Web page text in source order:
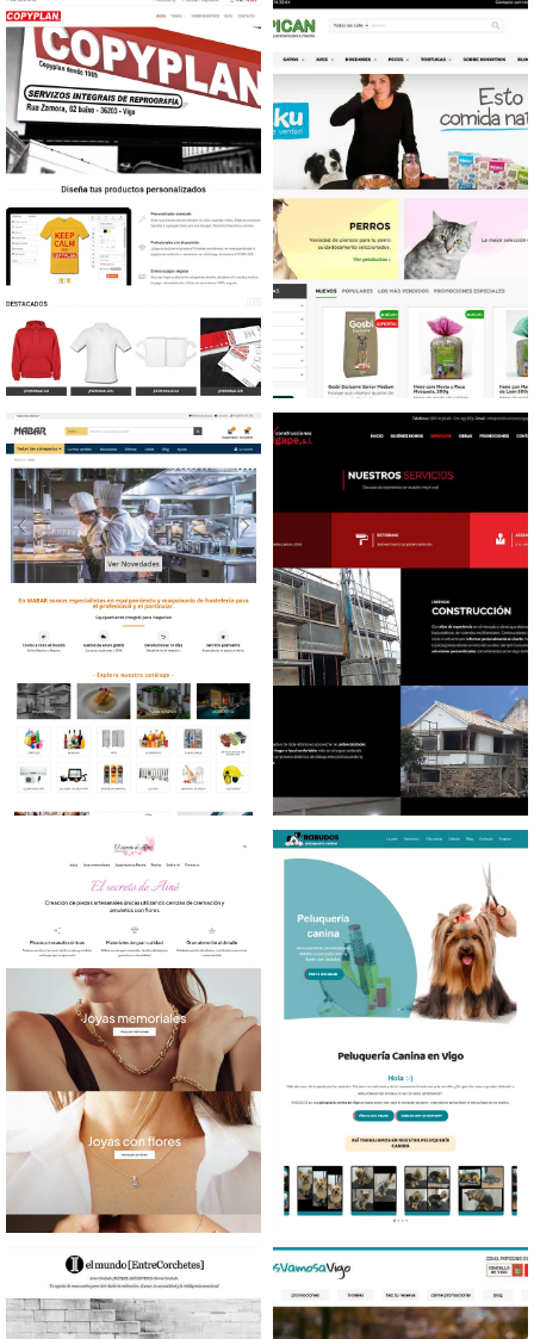
Diseño tienda online
Productos personalizados
Diseño tienda online
Mascotas
Diseño tienda online
Maquinaría hostelería
Diseño web Reformas y
Construcciones
Diseño tienda online
Joyería
Diseño web Peluquería